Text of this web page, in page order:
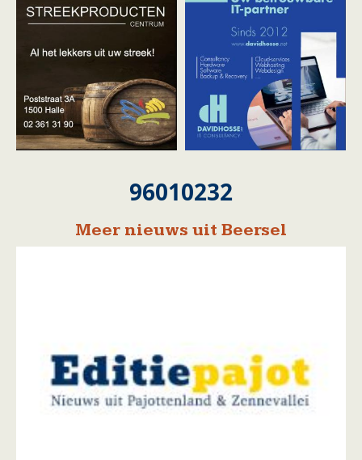
96010232
Meer nieuws uit Beersel